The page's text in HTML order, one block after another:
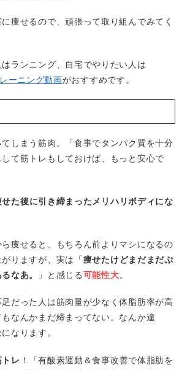
痩せるので、頑張って取り組んでみてく
ランニング、自宅でやりたい人は
ーニング動画がおすすめです。
しまう筋肉。「食事でタンパク質を十分
て筋トレもしておけば、もっと安心で
せた後に引き締まったメリハリボディにな
痩せると、もちろん前よりマシになるの
りますが、実は「 痩せたけどまだまだぷ
なあ。
」と感じる 可能性大 。
だった人は筋肉量が少なく体脂肪率が高
なんかまだ締まってない。なんか違
なります。
トレ ！「有酸素運動＆食事改善で体脂肪を